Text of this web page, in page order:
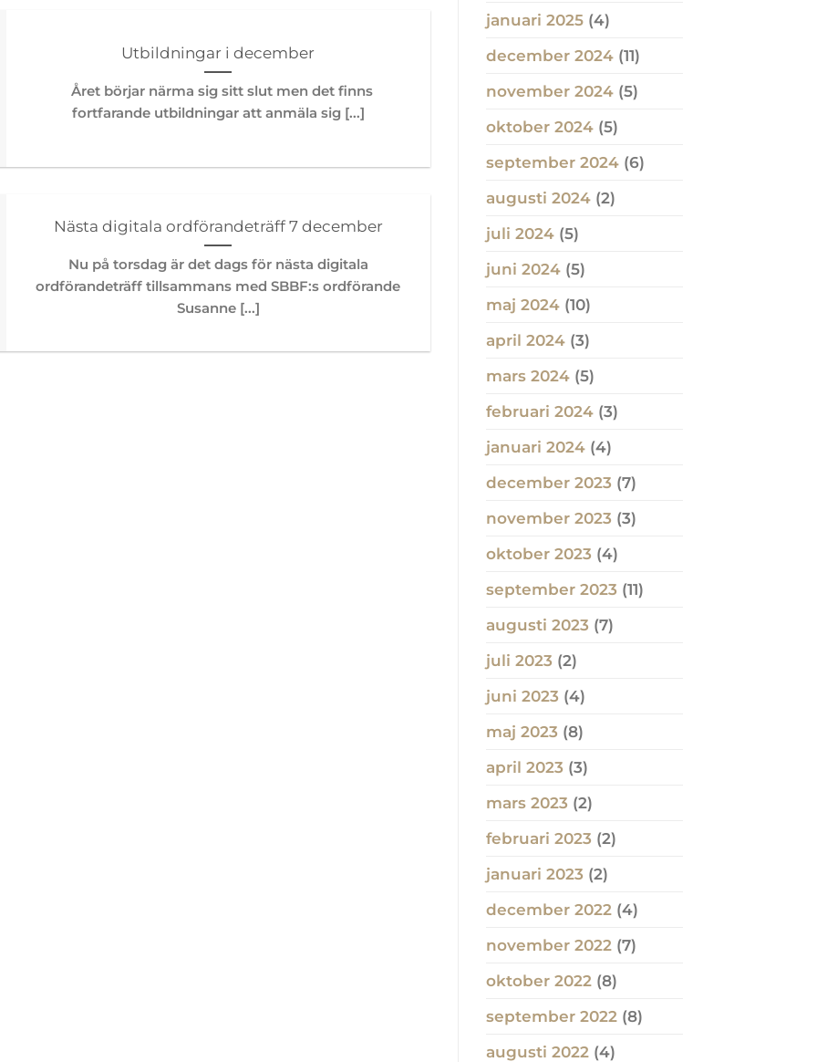
Utbildningar i december
Året börjar närma sig sitt slut men det finns
fortfarande utbildningar att anmäla sig [...]
Nästa digitala ordförandeträff 7 december
Nu på torsdag är det dags för nästa digitala
ordförandeträff tillsammans med SBBF:s ordförande
Susanne [...]
januari 2025(4)
december 2024(11)
november 2024(5)
oktober 2024(5)
september 2024(6)
augusti 2024(2)
juli 2024(5)
juni 2024(5)
maj 2024(10)
april 2024(3)
mars 2024(5)
februari 2024(3)
januari 2024(4)
december 2023 (7)
november 2023 (3)
oktober 2023 (4)
september 2023 (11)
augusti 2023 (7)
juli 2023 (2)
juni 2023 (4)
maj 2023 (8)
april 2023 (3)
mars 2023 (2)
februari 2023 (2)
januari 2023 (2)
december 2022(4)
november 2022(7)
oktober 2022(8)
september 2022(8)
augusti 2022(4)